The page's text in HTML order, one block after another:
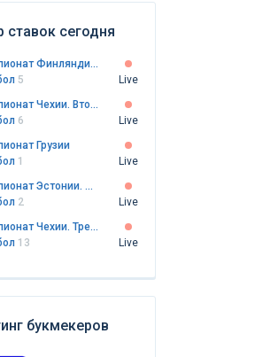
ставок сегодня
Чемпионат Финляндии. Высшая лига
5
Live
Чемпионат Чехии. Вторая лига
6
Live
Грузии
1
Live
Чемпионат Эстонии. Мейстрилига
2
Live
Чемпионат Чехии. Третья лига
13 Live
букмекеров